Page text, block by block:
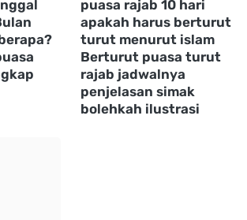
puasa rajab 10 hari
apakah harus berturut
turut menurut islam
Berturut puasa turut
rajab jadwalnya
penjelasan simak
bolehkah ilustrasi